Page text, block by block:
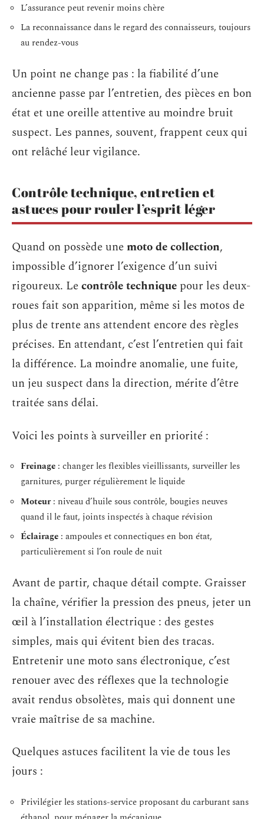
L’assurance peut revenir moins chère
La reconnaissance dans le regard des connaisseurs, toujours
au rendez-vous
Un point ne change pas : la fiabilité d’une
ancienne passe par l’entretien, des pièces en bon
état et une oreille attentive au moindre bruit
suspect. Les pannes, souvent, frappent ceux qui
ont relâché leur vigilance.
Contrôle technique, entretien et
astuces pour rouler l’esprit léger
Quand on possède unemoto de collection,
impossible d’ignorer l’exigence d’un suivi
rigoureux. Lecontrôle technique pour les deux-
roues fait son apparition, même si les motos de
plus de trente ans attendent encore des règles
précises. En attendant, c’est l’entretien qui fait
la différence. La moindre anomalie, une fuite,
un jeu suspect dans la direction, mérite d’être
traitée sans délai.
Voici les points à surveiller en priorité :
Freinage : changer les flexibles vieillissants, surveiller les
garnitures, purger régulièrement le liquide
Moteur: niveau d’huile sous contrôle, bougies neuves
quand il le faut, joints inspectés à chaque révision
Éclairage : ampoules et connectiques en bon état,
particulièrement si l’on roule de nuit
Avant de partir, chaque détail compte. Graisser
la chaîne, vérifier la pression des pneus, jeter un
œil à l’installation électrique : des gestes
simples, mais qui évitent bien des tracas.
Entretenir une moto sans électronique, c’est
renouer avec des réflexes que la technologie
avait rendus obsolètes, mais qui donnent une
vraie maîtrise de sa machine.
Quelques astuces facilitent la vie de tous les
jours :
Privilégier les stations-service proposant du carburant sans